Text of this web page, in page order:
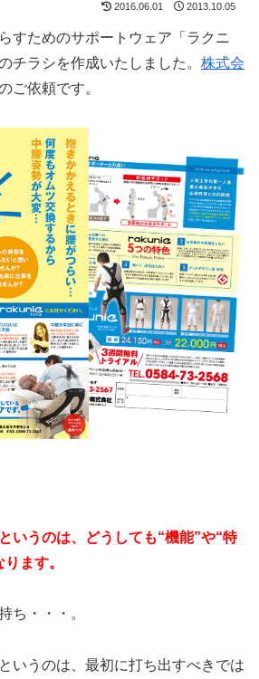
2016.06.01 2013.10.05
すためのサポートウェア「ラクニ
チラシを作成いたしました。 株式会
ご依頼です。
いうのは、どうしても“機能”や“特
ます。
ち・・・。
いうのは、最初に打ち出すべきでは